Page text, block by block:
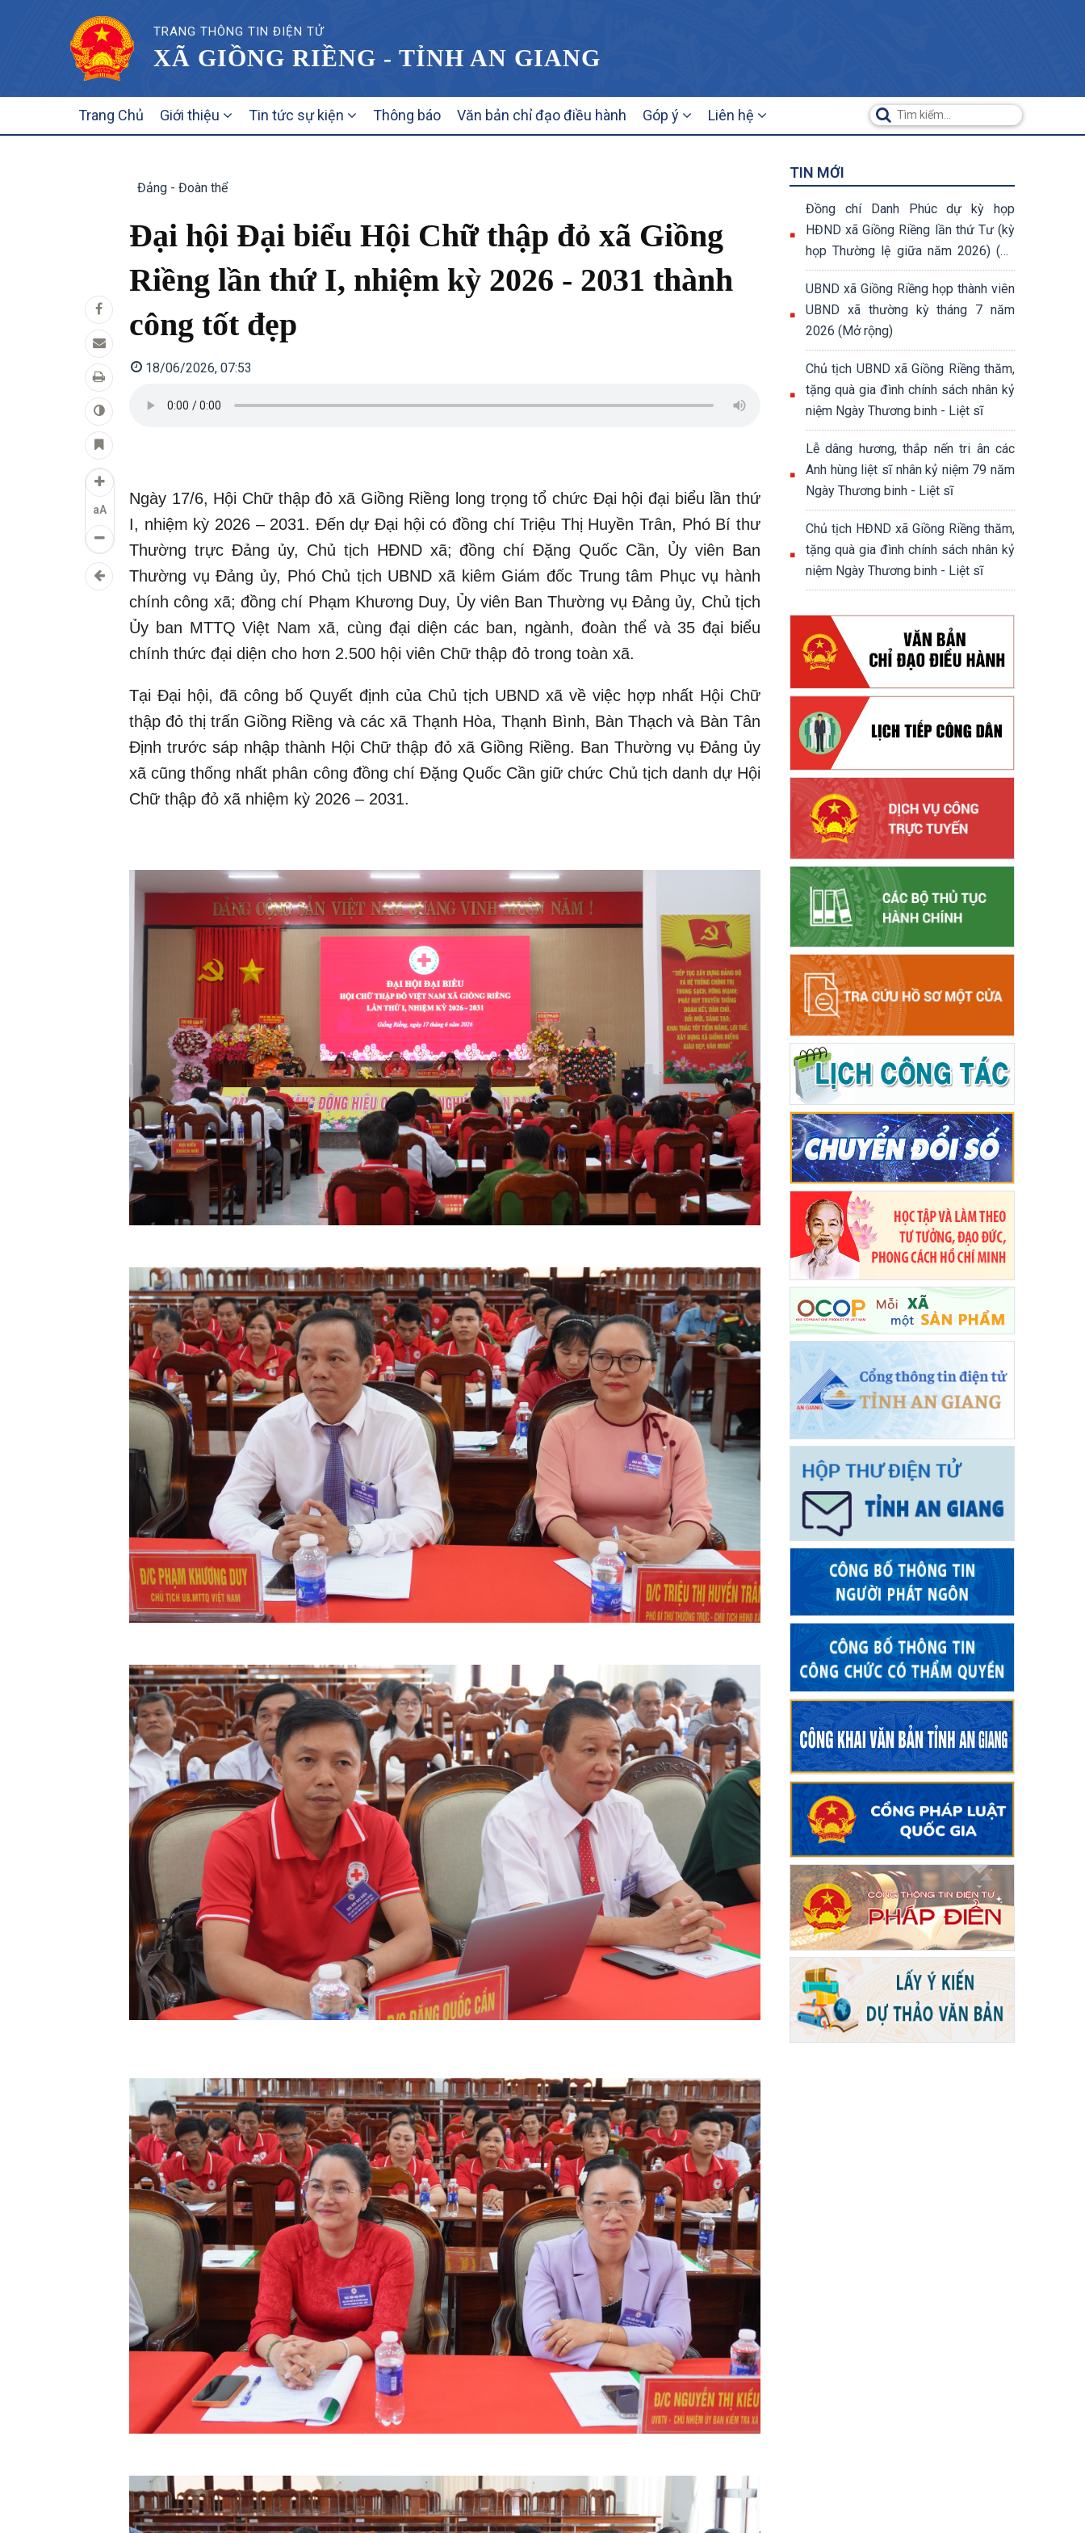
TRANG THÔNG TIN ĐIỆN TỬ
XÃ GIỒNG RIỀNG - TỈNH AN GIANG
NAVIGATION
Trang Chủ Giới thiệu Tin tức sự kiện Thông báo Văn bản chỉ đạo điều hành Góp ý Liên hệ
aA
Đảng - Đoàn thể
Đại hội Đại biểu Hội Chữ thập đỏ xã Giồng
Riềng lần thứ I, nhiệm kỳ 2026 - 2031 thành
công tốt đẹp
18/06/2026, 07:53
Ngày 17/6, Hội Chữ thập đỏ xã Giồng Riềng long trọng tổ chức Đại hội đại biểu lần thứ
I, nhiệm kỳ 2026 – 2031. Đến dự Đại hội có đồng chí Triệu Thị Huyền Trân, Phó Bí thư
Thường trực Đảng ủy, Chủ tịch HĐND xã; đồng chí Đặng Quốc Cần, Ủy viên Ban
Thường vụ Đảng ủy, Phó Chủ tịch UBND xã kiêm Giám đốc Trung tâm Phục vụ hành
chính công xã; đồng chí Phạm Khương Duy, Ủy viên Ban Thường vụ Đảng ủy, Chủ tịch
Ủy ban MTTQ Việt Nam xã, cùng đại diện các ban, ngành, đoàn thể và 35 đại biểu
chính thức đại diện cho hơn 2.500 hội viên Chữ thập đỏ trong toàn xã.
Tại Đại hội, đã công bố Quyết định của Chủ tịch UBND xã về việc hợp nhất Hội Chữ
thập đỏ thị trấn Giồng Riềng và các xã Thạnh Hòa, Thạnh Bình, Bàn Thạch và Bàn Tân
Định trước sáp nhập thành Hội Chữ thập đỏ xã Giồng Riềng. Ban Thường vụ Đảng ủy
xã cũng thống nhất phân công đồng chí Đặng Quốc Cần giữ chức Chủ tịch danh dự Hội
Chữ thập đỏ xã nhiệm kỳ 2026 – 2031.
TIN MỚI
Đồng chí Danh Phúc dự kỳ họp
HĐND xã Giồng Riềng lần thứ Tư (kỳ
họp Thường lệ giữa năm 2026) (07
nghị quyết đã được thông qua tại kỳ
họp)
UBND xã Giồng Riềng họp thành viên
UBND xã thường kỳ tháng 7 năm
2026 (Mở rộng)
Chủ tịch UBND xã Giồng Riềng thăm,
tặng quà gia đình chính sách nhân kỷ
niệm Ngày Thương binh - Liệt sĩ
Lễ dâng hương, thắp nến tri ân các
Anh hùng liệt sĩ nhân kỷ niệm 79 năm
Ngày Thương binh - Liệt sĩ
Chủ tịch HĐND xã Giồng Riềng thăm,
tặng quà gia đình chính sách nhân kỷ
niệm Ngày Thương binh - Liệt sĩ